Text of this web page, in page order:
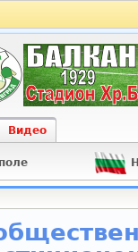
Видео